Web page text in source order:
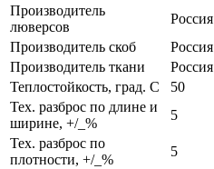
Производитель
люверсов
Россия
Производитель скоб
Россия
Производитель ткани
Россия
Теплостойкость, град. С
50
Тех. разброс по длине и
ширине, +/_%
5
Тех. разброс по
плотности, +/_%
5